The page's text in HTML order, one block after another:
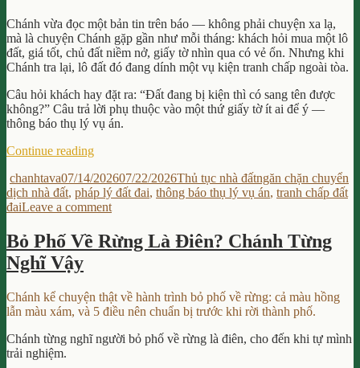
từ
thầy
Phạm
Thành
Chánh vừa đọc một bản tin trên báo — không phải chuyện xa lạ,
mà là chuyện Chánh gặp gần như mỗi tháng: khách hỏi mua một lô
đất, giá tốt, chủ đất niềm nở, giấy tờ nhìn qua có vẻ ổn. Nhưng khi
Chánh tra lại, lô đất đó đang dính một vụ kiện tranh chấp ngoài tòa.
Câu hỏi khách hay đặt ra: “Đất đang bị kiện thì có sang tên được
không?” Câu trả lời phụ thuộc vào một thứ giấy tờ ít ai để ý —
thông báo thụ lý vụ án.
Continue reading“Thông
Thụ
Lý
Vụ
Là
Căn
Chặn
Chuyển
Nhà
Author
chanhtavaPosted
on
07/14/202607/22/2026Categories
Thủ tục nhà đấtTags
ngăn chặn chuyển
dịch nhà đất, pháp lý đất đai, thông báo thụ lý vụ án, tranh chấp đất
đaiLeave a commenton
Báo
Thụ
Án
Là
Cứ
Bỏ Phố Về Rừng Là Điên? Chánh Từng
Nghĩ Vậy
Chánh kể chuyện thật về hành trình bỏ phố về rừng: cả màu hồng
lẫn màu xám, và 5 điều nên chuẩn bị trước khi rời thành phố.
Chánh từng nghĩ người bỏ phố về rừng là điên, cho đến khi tự mình
trải nghiệm.